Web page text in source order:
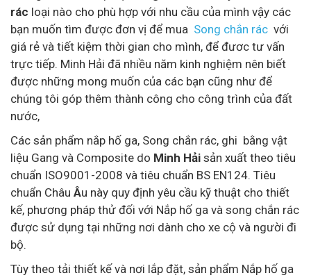
rác loại nào cho phù hợp với nhu cầu của mình vậy các
bạn muốn tìm được đơn vị để mua Song chắn rác với
giá rẻ và tiết kiệm thời gian cho mình, để đươc tư vấn
trực tiếp. Minh Hải đã nhiều năm kinh nghiệm nên biết
được những mong muốn của các bạn cũng như để
chúng tôi góp thêm thành công cho công trình của đất
nước,
Các sản phẩm nắp hố ga, Song chắn rác, ghi bằng vật
liệu Gang và Composite do Minh Hải sản xuất theo tiêu
chuẩn ISO9001-2008 và tiêu chuẩn BS EN124. Tiêu
chuẩn Châu Âu này quy định yêu cầu kỹ thuật cho thiết
kế, phương pháp thử đối với Nắp hố ga và song chắn rác
được sử dụng tại những nơi dành cho xe cộ và người đi
bộ.
Tùy theo tải thiết kế và nơi lắp đặt, sản phẩm Nắp hố ga